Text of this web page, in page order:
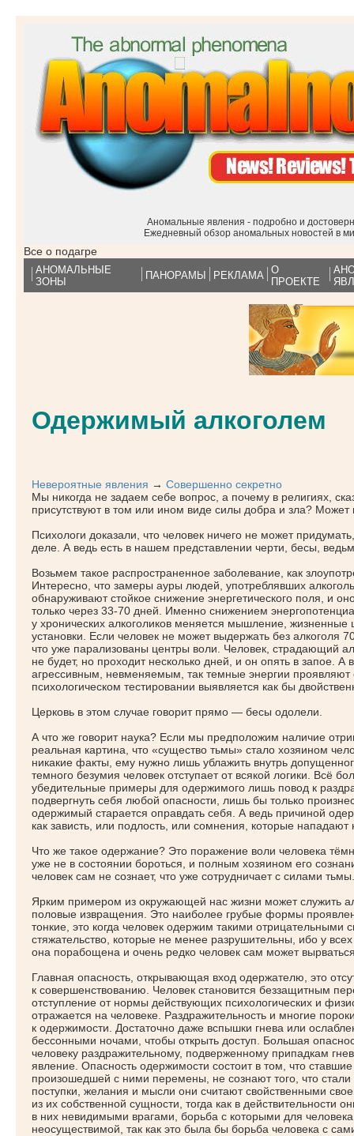
Аномальные явления - подробно и
Ежедневный обзор аномальных новостей в
Все о подагре
АНОМАЛЬНЫЕ
ЗОНЫ
ПАНОРАМЫ РЕКЛАМА О
ПРОЕКТЕ
Одержимый алкоголем
Невероятные явления → Совершенно секретно
Мы никогда не задаем себе вопрос, а почему в религиях,
присутствуют в том или ином виде силы добра и зла? Может
Психологи доказали, что человек ничего не может
деле. А ведь есть в нашем представлении черти, бесы,
Возьмем такое распространенное заболевание, как
Интересно, что замеры ауры людей, употреблявших
обнаруживают стойкое снижение энергетического поля, и
только через 33-70 дней. Именно снижением
у хронических алкоголиков меняется мышление,
установки. Если человек не может выдержать без алкоголя
что уже парализованы центры воли. Человек, страдающий
не будет, но проходит несколько дней, и он опять в запое. А
агрессивным, невменяемым, так темные энергии проявляют
психологическом тестировании выявляется как бы
Церковь в этом случае говорит прямо — бесы одолели.
А что же говорит наука? Если мы предположим наличие
реальная картина, что «существо тьмы» стало хозяином
никакие факты, ему нужно лишь ублажить внутрь
темного безумия человек отступает от всякой логики. Всё
убедительные примеры для одержимого лишь повод к
подвергнуть себя любой опасности, лишь бы только
одержимый старается оправдать себя. А ведь причиной
как зависть, или подлость, или сомнения, которые
Что же такое одержание? Это поражение воли человека
уже не в состоянии бороться, и полным хозяином его
человек сам не сознает, что уже сотрудничает с силами тьмы.
Ярким примером из окружающей нас жизни может служить
половые извращения. Это наиболее грубые формы
тонкие, это когда человек одержим такими отрицательными
стяжательство, которые не менее разрушительны, ибо у
она порабощена и очень редко человек сам может вырваться
Главная опасность, открывающая вход одержателю, это
к совершенствованию. Человек становится беззащитным
отступление от нормы действующих психологических и
отражается на человеке. Раздражительность и многие
к одержимости. Достаточно даже вспышки гнева или
бессонными ночами, чтобы открыть доступ. Большая
человеку раздражительному, подверженному припадкам
явление. Опасность одержимости состоит в том, что
произошедшей с ними перемены, не сознают того, что
поступки, желания и мысли они считают свойственными
из их собственной сущности, тогда как в действительности
в них невидимыми врагами, борьба с которыми для
неосуществимой, так как это была бы борьба человека с